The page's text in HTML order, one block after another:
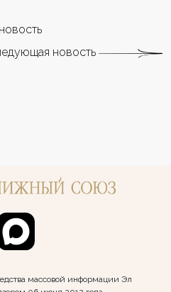
новость
массовой информации Эл